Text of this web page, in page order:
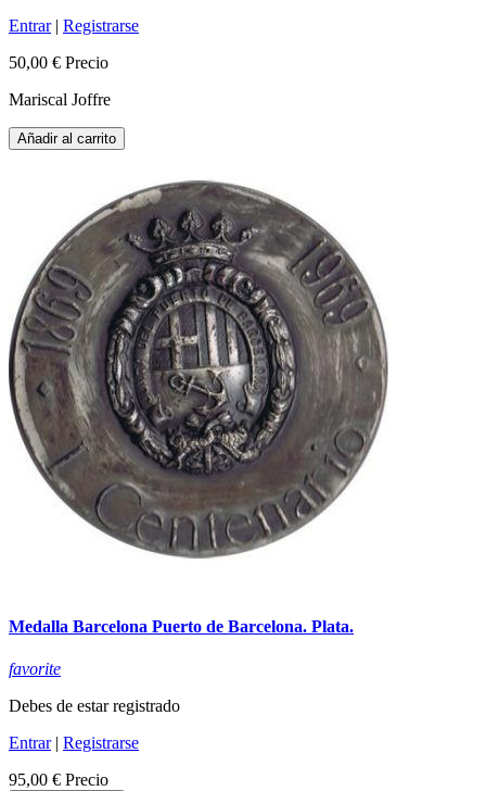
Entrar| Registrarse
50,00 € Precio
Mariscal Joffre
Añadir al carrito
Medalla Barcelona Puerto de Barcelona. Plata.
favorite
Debes de estar registrado
Entrar| Registrarse
95,00 € Precio